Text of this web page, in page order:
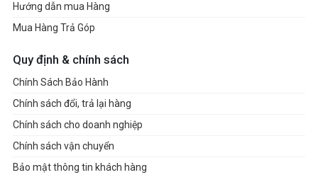
Hướng dẫn mua Hàng
Mua Hàng Trả Góp
Quy định & chính sách
Chính Sách Bảo Hành
Chính sách đổi, trả lại hàng
Chính sách cho doanh nghiệp
Chính sách vận chuyển
Bảo mật thông tin khách hàng